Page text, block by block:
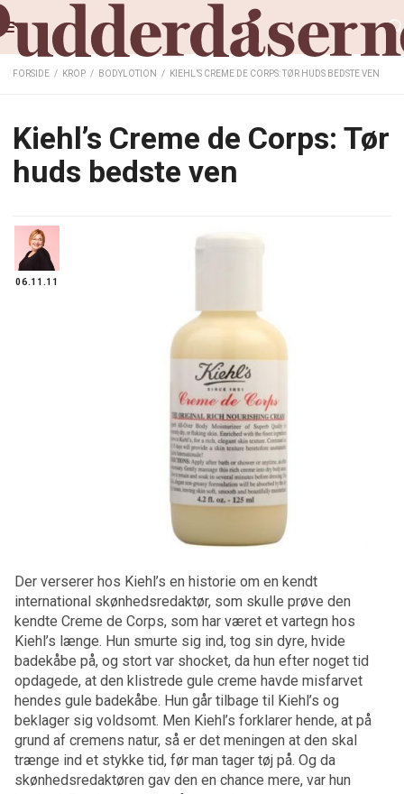
FORSIDE / KROP / BODYLOTION / KIEHL’S CREME DE CORPS: TØR HUDS BEDSTE VEN
Kiehl’s Creme de Corps: Tør
huds bedste ven
06.11.11
Der verserer hos Kiehl’s en historie om en kendt
international skønhedsredaktør, som skulle prøve den
kendte Creme de Corps, som har været et vartegn hos
Kiehl’s længe. Hun smurte sig ind, tog sin dyre, hvide
badekåbe på, og stort var shocket, da hun efter noget tid
opdagede, at den klistrede gule creme havde misfarvet
hendes gule badekåbe. Hun går tilbage til Kiehl’s og
beklager sig voldsomt. Men Kiehl’s forklarer hende, at på
grund af cremens natur, så er det meningen at den skal
trænge ind et stykke tid, før man tager tøj på. Og da
skønhedsredaktøren gav den en chance mere, var hun